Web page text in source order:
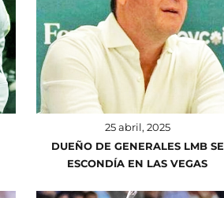
25 abril, 2025
DUEÑO DE GENERALES LMB SE
ESCONDÍA EN LAS VEGAS